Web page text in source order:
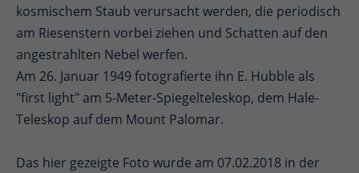
kosmischem Staub verursacht werden, die periodisch
am Riesenstern vorbei ziehen und Schatten auf den
angestrahlten Nebel werfen.
Am 26. Januar 1949 fotografierte ihn E. Hubble als
"first light" am 5-Meter-Spiegelteleskop, dem Hale-
Teleskop auf dem Mount Palomar.
Das hier gezeigte Foto wurde am 07.02.2018 in der